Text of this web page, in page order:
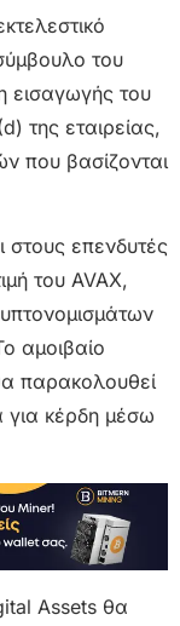
του
εισαγωγής του
της εταιρείας,
που βασίζονται
στους επενδυτές
του AVAX,
αμοιβαίο
παρακολουθεί
για κέρδη μέσω
Assets θα